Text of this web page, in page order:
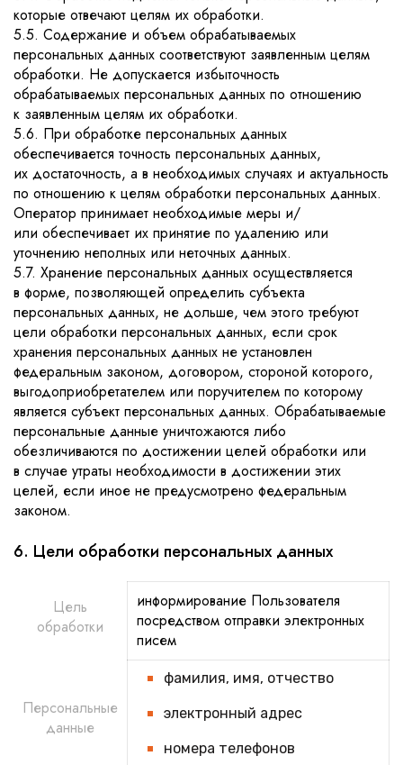
которые отвечают целям их обработки.
5.5. Содержание и объем обрабатываемых
персональных данных соответствуют заявленным целям
обработки. Не допускается избыточность
обрабатываемых персональных данных по отношению
к заявленным целям их обработки.
5.6. При обработке персональных данных
обеспечивается точность персональных данных,
их достаточность, а в необходимых случаях и актуальность
по отношению к целям обработки персональных данных.
Оператор принимает необходимые меры и/
или обеспечивает их принятие по удалению или
уточнению неполных или неточных данных.
5.7. Хранение персональных данных осуществляется
в форме, позволяющей определить субъекта
персональных данных, не дольше, чем этого требуют
цели обработки персональных данных, если срок
хранения персональных данных не установлен
федеральным законом, договором, стороной которого,
выгодоприобретателем или поручителем по которому
является субъект персональных данных. Обрабатываемые
персональные данные уничтожаются либо
обезличиваются по достижении целей обработки или
в случае утраты необходимости в достижении этих
целей, если иное не предусмотрено федеральным
законом.
6. Цели обработки персональных данных
Цель
обработки
информирование Пользователя
посредством отправки электронных
писем
Персональные
данные
фамилия, имя, отчество
электронный адрес
номера телефонов